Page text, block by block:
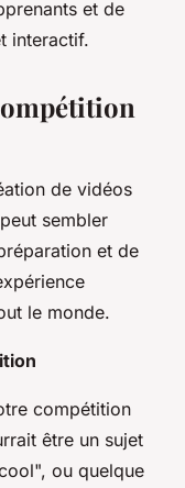
et de
interactif.
de vidéos
sembler
et de
le monde.
compétition
être un sujet
ou quelque